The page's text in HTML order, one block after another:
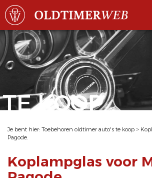
TE KOOP
Je bent hier: Toebehoren oldtimer auto's te koop >
Pagode.
Koplampglas voor